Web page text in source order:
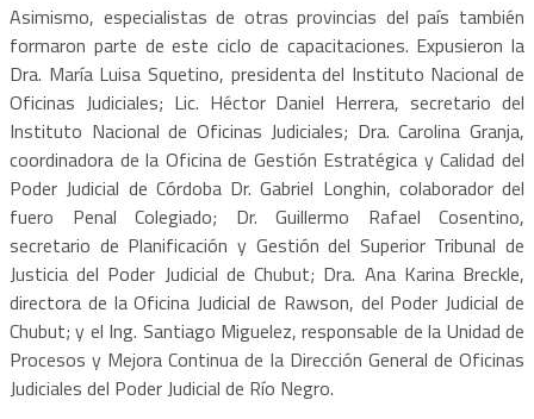
Asimismo, especialistas de otras provincias del país también
formaron parte de este ciclo de capacitaciones. Expusieron la
Dra. María Luisa Squetino, presidenta del Instituto Nacional de
Oficinas Judiciales; Lic. Héctor Daniel Herrera, secretario del
Instituto Nacional de Oficinas Judiciales; Dra. Carolina Granja,
coordinadora de la Oficina de Gestión Estratégica y Calidad del
Poder Judicial de Córdoba Dr. Gabriel Longhin, colaborador del
fuero Penal Colegiado; Dr. Guillermo Rafael Cosentino,
secretario de Planificación y Gestión del Superior Tribunal de
Justicia del Poder Judicial de Chubut; Dra. Ana Karina Breckle,
directora de la Oficina Judicial de Rawson, del Poder Judicial de
Chubut; y el Ing. Santiago Miguelez, responsable de la Unidad de
Procesos y Mejora Continua de la Dirección General de Oficinas
Judiciales del Poder Judicial de Río Negro.